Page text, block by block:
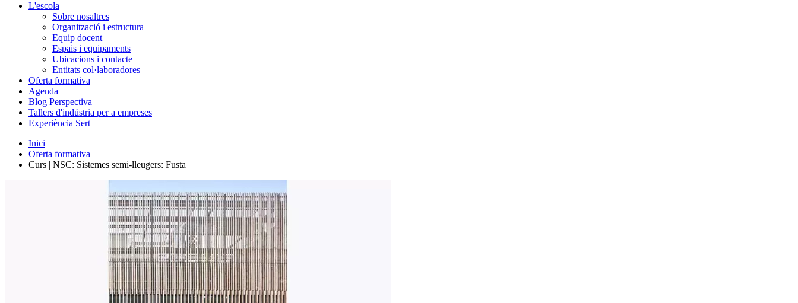
L'escola
Sobre nosaltres
Organització i estructura
Equip docent
Espais i equipaments
Ubicacions i contacte
Entitats col·laboradores
Oferta formativa
Agenda
Blog Perspectiva
Tallers d'indústria per a empreses
Experiència Sert
Inici
Oferta formativa
Curs | NSC: Sistemes semi-lleugers: Fusta